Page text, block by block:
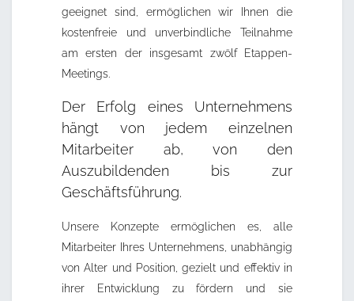
geeignet sind, ermöglichen wir Ihnen die
kostenfreie und unverbindliche Teilnahme
am ersten der insgesamt zwölf Etappen-
Meetings.
Der Erfolg eines Unternehmens
hängt von jedem einzelnen
Mitarbeiter ab, von den
Auszubildenden bis zur
Geschäftsführung.
Unsere Konzepte ermöglichen es, alle
Mitarbeiter Ihres Unternehmens, unabhängig
von Alter und Position, gezielt und effektiv in
ihrer Entwicklung zu fördern und sie